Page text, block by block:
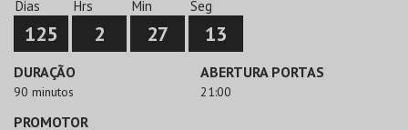
Dias
125
Hrs
2
Min
27
Seg
13
DURAÇÃO
90 minutos
ABERTURA PORTAS
21:00
PROMOTOR